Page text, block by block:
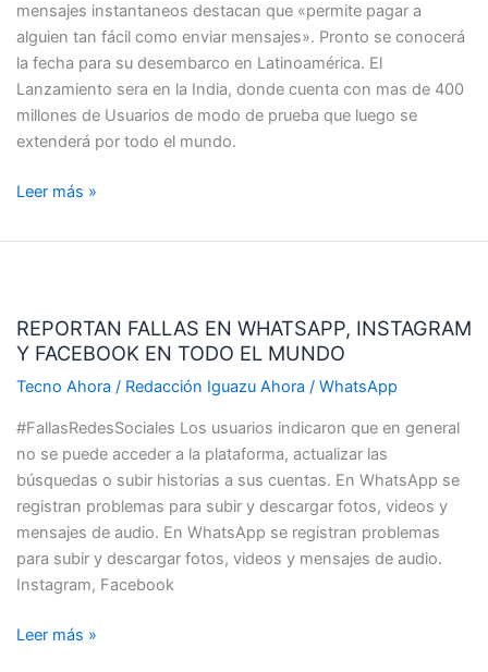
mensajes instantaneos destacan que «permite pagar a
alguien tan fácil como enviar mensajes». Pronto se conocerá
la fecha para su desembarco en Latinoamérica. El
Lanzamiento sera en la India, donde cuenta con mas de 400
millones de Usuarios de modo de prueba que luego se
extenderá por todo el mundo.
Leer más »
REPORTAN FALLAS EN WHATSAPP, INSTAGRAM
Y FACEBOOK EN TODO EL MUNDO
Tecno Ahora / Redacción Iguazu Ahora / WhatsApp
#FallasRedesSociales Los usuarios indicaron que en general
no se puede acceder a la plataforma, actualizar las
búsquedas o subir historias a sus cuentas. En WhatsApp se
registran problemas para subir y descargar fotos, videos y
mensajes de audio. En WhatsApp se registran problemas
para subir y descargar fotos, videos y mensajes de audio.
Instagram, Facebook
EN
WHATSAPP,
INSTAGRAM
FACEBOOK
EN
TODO
EL
MUNDO
Leer más »